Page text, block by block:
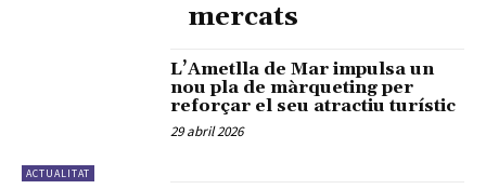
mercats
ACTUALITAT
L’Ametlla de Mar impulsa un
nou pla de màrqueting per
reforçar el seu atractiu turístic
29 abril 2026